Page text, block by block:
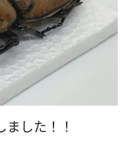
した！！